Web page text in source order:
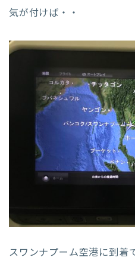
気が付けば・・
スワンナプーム空港に到着で